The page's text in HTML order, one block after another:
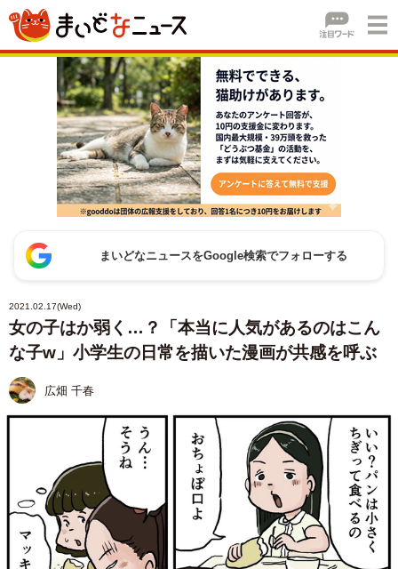
まいどなニュースをGoogle検索でフォローする
2021.02.17(Wed)
女の子はか弱く…？「本当に人気があるのはこん
な子w」小学生の日常を描いた漫画が共感を呼ぶ
広畑 千春